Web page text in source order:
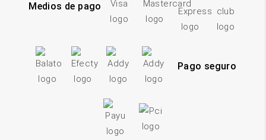
Medios de pago
Pago seguro